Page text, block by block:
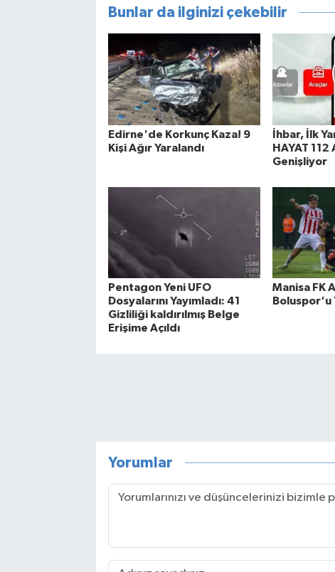
Bunlar da ilginizi çekebilir
Edirne'de Korkunç Kaza! 9
Kişi Ağır Yaralandı
İhbar, İlk
HAYAT 112
Genişliyor
Pentagon Yeni UFO
Dosyalarını Yayımladı: 41
Gizliliği kaldırılmış Belge
Erişime Açıldı
Manisa FK
Boluspor'u
Yorumlar